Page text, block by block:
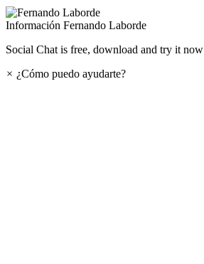
Información Fernando Laborde
Social Chat is free, download and try it now
× ¿Cómo puedo ayudarte?